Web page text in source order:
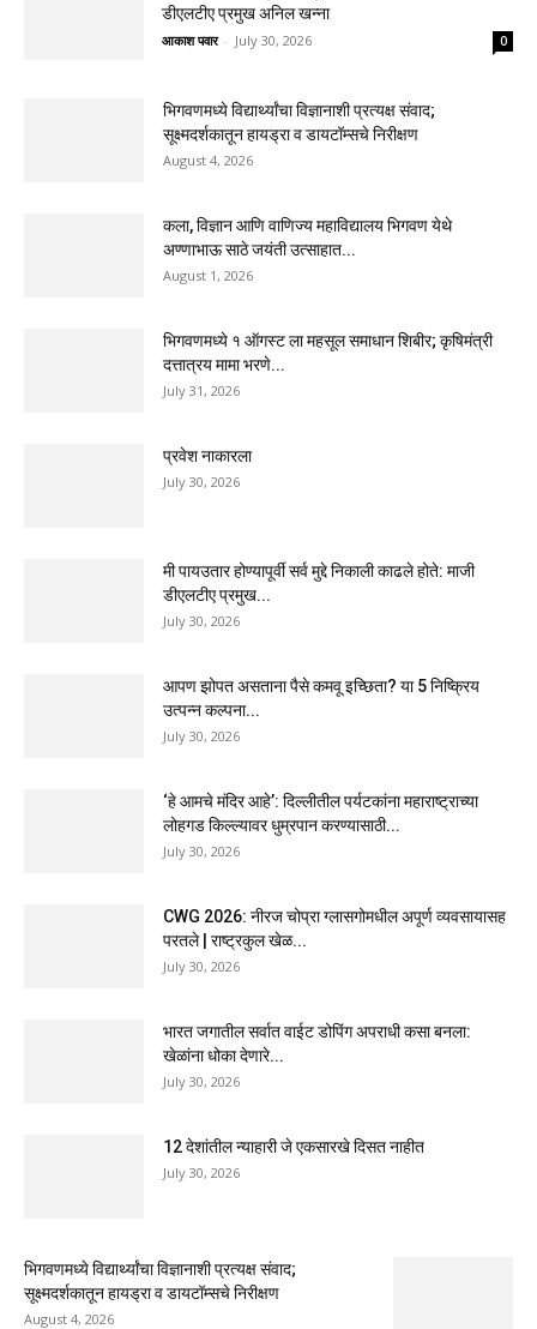
डीएलटीए प्रमुख अनिल खन्ना
आकाश पवार - July 30, 2026 0
भिगवणमध्ये विद्यार्थ्यांचा विज्ञानाशी प्रत्यक्ष संवाद;
सूक्ष्मदर्शकातून हायड्रा व डायटॉम्सचे निरीक्षण
August 4, 2026
कला, विज्ञान आणि वाणिज्य महाविद्यालय भिगवण येथे
अण्णाभाऊ साठे जयंती उत्साहात...
August 1, 2026
भिगवणमध्ये १ ऑगस्ट ला महसूल समाधान शिबीर; कृषिमंत्री
दत्तात्रय मामा भरणे...
July 31, 2026
प्रवेश नाकारला
July 30, 2026
मी पायउतार होण्यापूर्वी सर्व मुद्दे निकाली काढले होते: माजी
डीएलटीए प्रमुख...
July 30, 2026
आपण झोपत असताना पैसे कमवू इच्छिता? या 5 निष्क्रिय
उत्पन्न कल्पना...
July 30, 2026
‘हे आमचे मंदिर आहे’: दिल्लीतील पर्यटकांना महाराष्ट्राच्या
लोहगड किल्ल्यावर धुम्रपान करण्यासाठी...
July 30, 2026
CWG 2026: नीरज चोप्रा ग्लासगोमधील अपूर्ण व्यवसायासह
परतले | राष्ट्रकुल खेळ...
July 30, 2026
भारत जगातील सर्वात वाईट डोपिंग अपराधी कसा बनला:
खेळांना धोका देणारे...
July 30, 2026
12 देशांतील न्याहारी जे एकसारखे दिसत नाहीत
July 30, 2026
भिगवणमध्ये विद्यार्थ्यांचा विज्ञानाशी प्रत्यक्ष संवाद;
सूक्ष्मदर्शकातून हायड्रा व डायटॉम्सचे निरीक्षण
August 4, 2026